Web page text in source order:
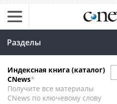
Разделы
Индексная книга (каталог)
CNews*
Получите все материалы
CNews по ключевому слову